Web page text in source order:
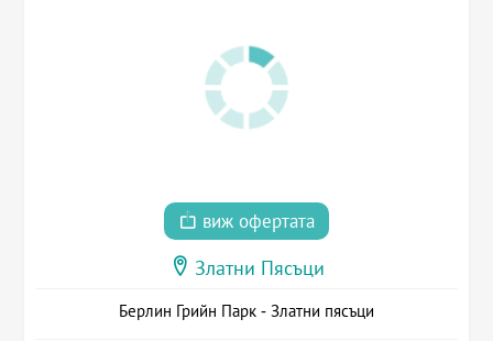
виж офертата
Златни Пясъци
Берлин Грийн Парк - Златни пясъци